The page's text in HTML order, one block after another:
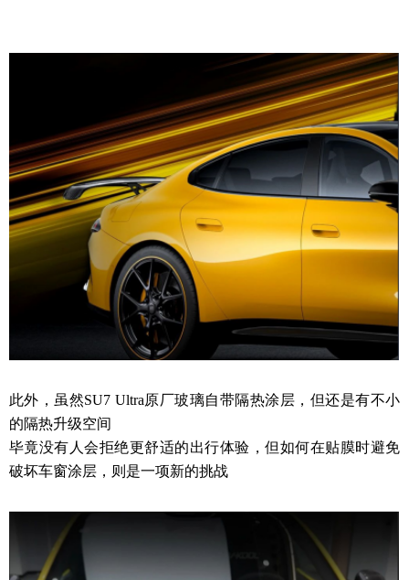
此外，虽然SU7 Ultra原厂玻璃自带隔热涂层，但还是有不小
的隔热升级空间
毕竟没有人会拒绝更舒适的出行体验，但如何在贴膜时避免
破坏车窗涂层，则是一项新的挑战